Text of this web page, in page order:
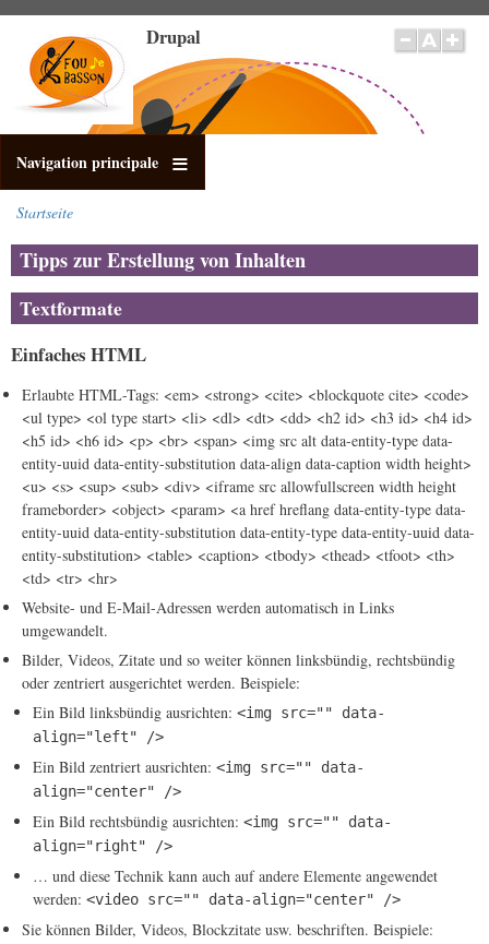
Inhalt
Drupal
Navigation principale
Startseite
Tipps zur Erstellung von Inhalten
Textformate
Einfaches HTML
Erlaubte HTML-Tags: <em> <strong> <cite> <blockquote cite> <code>
<ul type> <ol type start> <li> <dl> <dt> <dd> <h2 id> <h3 id> <h4 id>
<h5 id> <h6 id> <p> <br> <span> <img src alt data-entity-type data-
entity-uuid data-entity-substitution data-align data-caption width height>
<u> <s> <sup> <sub> <div> <iframe src allowfullscreen width height
frameborder> <object> <param> <a href hreflang data-entity-type data-
entity-uuid data-entity-substitution data-entity-type data-entity-uuid data-
entity-substitution> <table> <caption> <tbody> <thead> <tfoot> <th>
<td> <tr> <hr>
Website- und E-Mail-Adressen werden automatisch in Links
umgewandelt.
Bilder, Videos, Zitate und so weiter können linksbündig, rechtsbündig
oder zentriert ausgerichtet werden. Beispiele:
Ein Bild linksbündig ausrichten: <img src="" data-
align="left" />
Ein Bild zentriert ausrichten: <img src="" data-
align="center" />
Ein Bild rechtsbündig ausrichten: <img src="" data-
align="right" />
… und diese Technik kann auch auf andere Elemente angewendet
werden: <video src="" data-align="center" />
Sie können Bilder, Videos, Blockzitate usw. beschriften. Beispiele: